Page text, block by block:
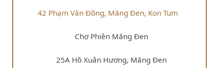
42 Phạm Văn Đồng, Măng Đen, Kon Tum
Chợ Phiên Măng Đen
25A Hồ Xuân Hương, Măng Đen